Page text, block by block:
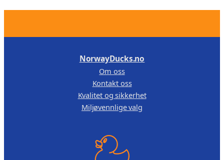
NorwayDucks.no
Om oss
Kontakt oss
Kvalitet og sikkerhet
Miljøvennlige valg